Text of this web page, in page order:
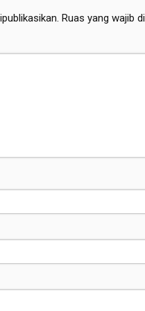
Ruas yang wajib